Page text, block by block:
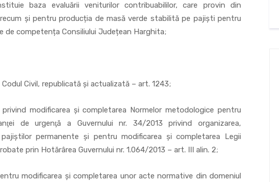
baza evaluării veniturilor contribuabililor, care provin din
și pentru producția de masă verde stabilită pe pajiști pentru
de competența Consiliului Județean Harghita;
Civil, republicată și actualizată – art. 1243;
şi completarea Normelor metodologice pentru
de urgenţă a Guvernului nr. 34/2013 privind organizarea,
permanente şi pentru modificarea şi completarea Legii
prin Hotărârea Guvernului nr. 1.064/2013 – art. III alin. 2;
şi completarea unor acte normative din domeniul